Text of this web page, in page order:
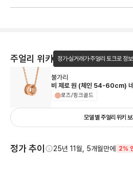
주얼리 위키 정가·실거래가·주얼리 토크로 정
불가리
비 제로 원 (체인 54-60cm)
로즈/핑크골드
모델 별 주얼리 위키 보
정가 추이 25년 11월, 5개월만에 2%